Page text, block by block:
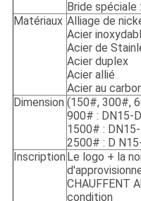
Bride spéciale
Matériaux Alliage de
Acier
Acier de
Acier duplex
Acier allié
Acier au
Dimension (150#, 300#,
900# : DN15-
1500# :
2500# : D
Inscription Le logo + la
CHAUFFENT
condition